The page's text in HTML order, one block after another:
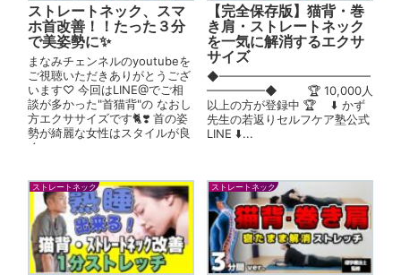
ストレートネック、スマ
ホ首改善！！たった３分
で美姿勢に✨
まなみチェンネルのyoutubeを
ご視聴いただきありがとうござ
います♡ 今回はLINE@でご相
談が多かった"首猫背"の なおし
方エクササイズです🐈❣️ 首の姿
勢が綺麗な女性はスタイルが良
く...
【完全保存版】猫背・巻
き肩・ストレートネック
を一気に解消するエクサ
サイズ
◆━━━━━━━━━━━━━
━━━━━◆ 🏆 10,000人
以上の方が登録中 🏆 ⬇️ かず
先生の若返りセルフケア塾公式
LINE ⬇️...
ストレートネック ストレートネック